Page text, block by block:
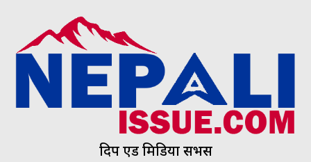
दिप एड मिडिया सर्भिस